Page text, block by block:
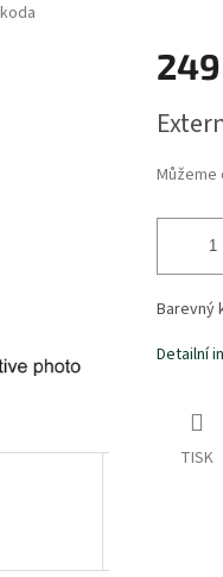
cena:
Barevný
Detailní
TISK